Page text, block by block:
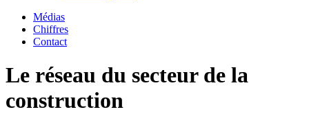
Médias
Chiffres
Contact
Le réseau du secteur de la
construction